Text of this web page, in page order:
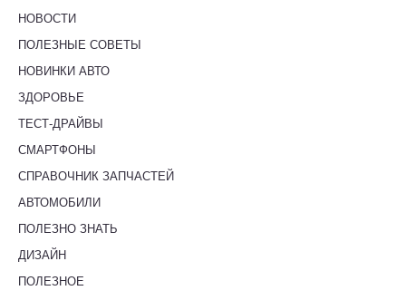
НОВОСТИ
ПОЛЕЗНЫЕ СОВЕТЫ
НОВИНКИ АВТО
ЗДОРОВЬЕ
ТЕСТ-ДРАЙВЫ
СМАРТФОНЫ
СПРАВОЧНИК ЗАПЧАСТЕЙ
АВТОМОБИЛИ
ПОЛЕЗНО ЗНАТЬ
ДИЗАЙН
ПОЛЕЗНОЕ